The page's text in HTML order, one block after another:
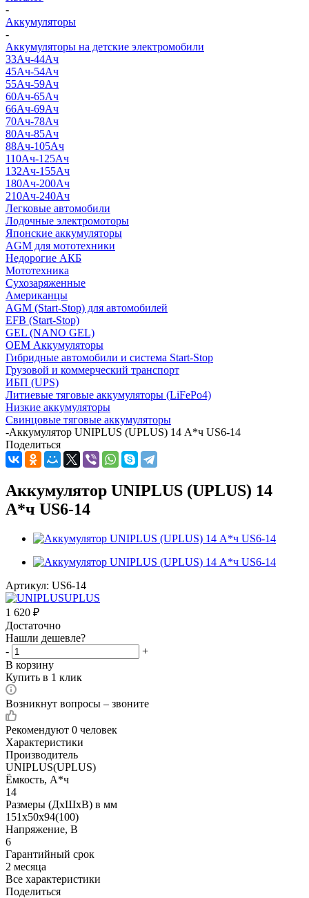
-
Аккумуляторы
-
Аккумуляторы на детские электромобили
33Ач-44Ач
45Ач-54Ач
55Ач-59Ач
60Ач-65Ач
66Ач-69Ач
70Ач-78Ач
80Ач-85Ач
88Ач-105Ач
110Ач-125Ач
132Ач-155Ач
180Ач-200Ач
210Ач-240Ач
Легковые автомобили
Лодочные электромоторы
Японские аккумуляторы
AGM для мототехники
Недорогие АКБ
Мототехника
Сухозаряженные
Американцы
AGM (Start-Stop) для автомобилей
EFB (Start-Stop)
GEL (NANO GEL)
OEM Аккумуляторы
Гибридные автомобили и система Start-Stop
Грузовой и коммерческий транспорт
ИБП (UPS)
Литиевые тяговые аккумуляторы (LiFePo4)
Низкие аккумуляторы
Свинцовые тяговые аккумуляторы
-Аккумулятор UNIPLUS (UPLUS) 14 А*ч US6-14
Поделиться
Аккумулятор UNIPLUS (UPLUS) 14
А*ч US6-14
Артикул: US6-14
1 620 ₽
Достаточно
Нашли дешевле?
-
+
В корзину
Купить в 1 клик
Возникнут вопросы – звоните
Рекомендуют 0 человек
Характеристики
Производитель
UNIPLUS(UPLUS)
Ёмкость, А*ч
14
Размеры (ДхШхВ) в мм
151x50x94(100)
Напряжение, В
6
Гарантийный срок
2 месяца
Все характеристики
Поделиться